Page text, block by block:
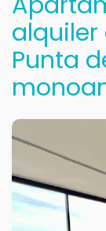
alquiler
Punta